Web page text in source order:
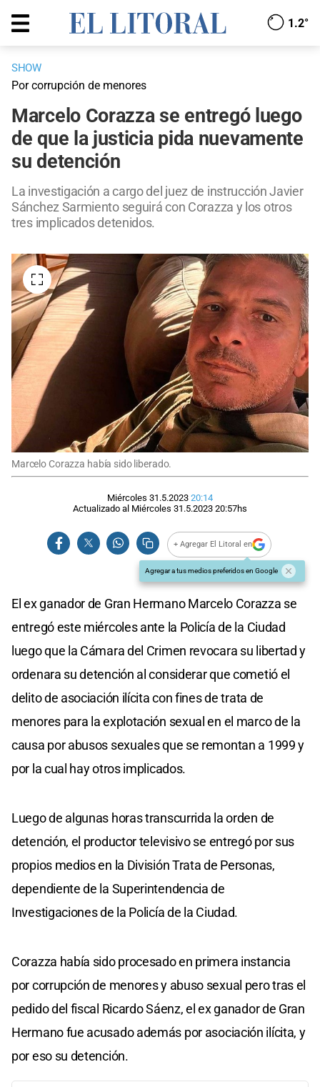
1.2°
SHOW
Por corrupción de menores
Marcelo Corazza se entregó luego
de que la justicia pida nuevamente
su detención
La investigación a cargo del juez de instrucción Javier
Sánchez Sarmiento seguirá con Corazza y los otros
tres implicados detenidos.
Marcelo Corazza había sido liberado.
Miércoles 31.5.2023 20:14
Actualizado al Miércoles 31.5.2023 20:57hs
+ Agregar El Litoral en
Agregar a tus medios preferidos en Google
El ex ganador de Gran Hermano Marcelo Corazza se
entregó este miércoles ante la Policía de la Ciudad
luego que la Cámara del Crimen revocara su libertad y
ordenara su detención al considerar que cometió el
delito de asociación ilícita con fines de trata de
menores para la explotación sexual en el marco de la
causa por abusos sexuales que se remontan a 1999 y
por la cual hay otros implicados.
Luego de algunas horas transcurrida la orden de
detención, el productor televisivo se entregó por sus
propios medios en la División Trata de Personas,
dependiente de la Superintendencia de
Investigaciones de la Policía de la Ciudad.
Corazza había sido procesado en primera instancia
por corrupción de menores y abuso sexual pero tras el
pedido del fiscal Ricardo Sáenz, el ex ganador de Gran
Hermano fue acusado además por asociación ilícita, y
por eso su detención.